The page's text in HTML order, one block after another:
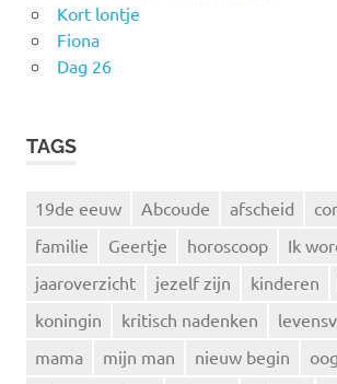
Kort lontje
Fiona
Dag 26
TAGS
19de eeuw Abcoude afscheid
familie
Geertje horoscoop
Ik
jaaroverzicht
jezelf zijn kinderen
koningin
kritisch nadenken
mama
mijn man nieuw begin